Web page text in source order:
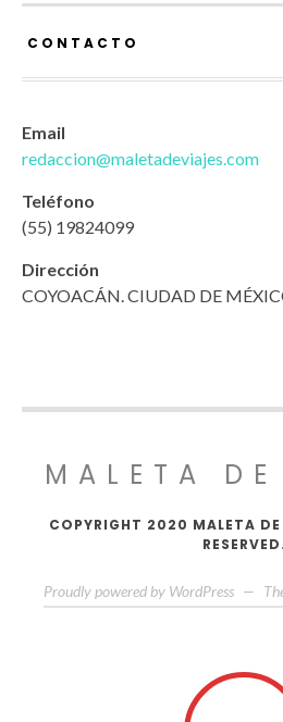
CONTACTO
Email
redaccion@maletadeviajes.com
Teléfono
(55) 19824099
Dirección
COYOACÁN. CIUDAD DE
MALETA
COPYRIGHT 2020 MALETA
RESERVED.
Proudly powered by WordPress —